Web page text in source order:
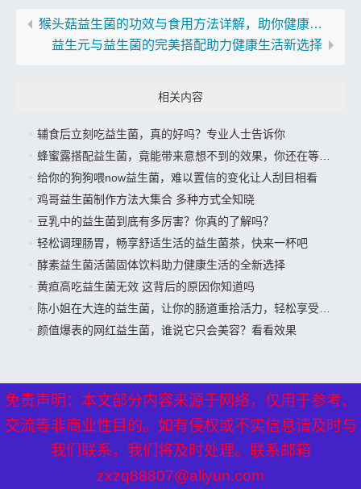
猴头菇益生菌的功效与食用方法详解，助你健康生活
益生元与益生菌的完美搭配助力健康生活新选择
相关内容
辅食后立刻吃益生菌，真的好吗？专业人士告诉你
蜂蜜露搭配益生菌，竟能带来意想不到的效果，你还在等什么？
给你的狗狗喂now益生菌，难以置信的变化让人刮目相看
鸡哥益生菌制作方法大集合 多种方式全知晓
豆乳中的益生菌到底有多厉害？你真的了解吗？
轻松调理肠胃，畅享舒适生活的益生菌茶，快来一杯吧
酵素益生菌活菌固体饮料助力健康生活的全新选择
黄疸高吃益生菌无效 这背后的原因你知道吗
陈小姐在大连的益生菌，让你的肠道重拾活力，轻松享受美好生活”
颜值爆表的网红益生菌，谁说它只会美容？看看效果
免责声明：本文部分内容来源于网络，仅用于参考、
交流等非商业性目的。如有侵权或不实信息请及时与
我们联系，我们将及时处理。联系邮箱
zxzq88807@aliyun.com
XML地图---网站地图----热点关注 ---备案号： 京ICP备17024281
免责声明：本文部分内容来源于网络，仅用于参考、
交流等非商业性目的。如有侵权或不实信息请及时与
我们联系，我们将及时处理。联系邮箱
zxzq88807@aliyun.com